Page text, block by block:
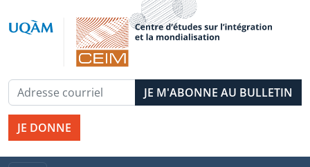
JE DONNE